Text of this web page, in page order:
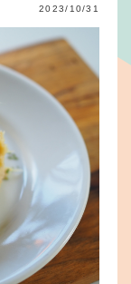
2023/10/31